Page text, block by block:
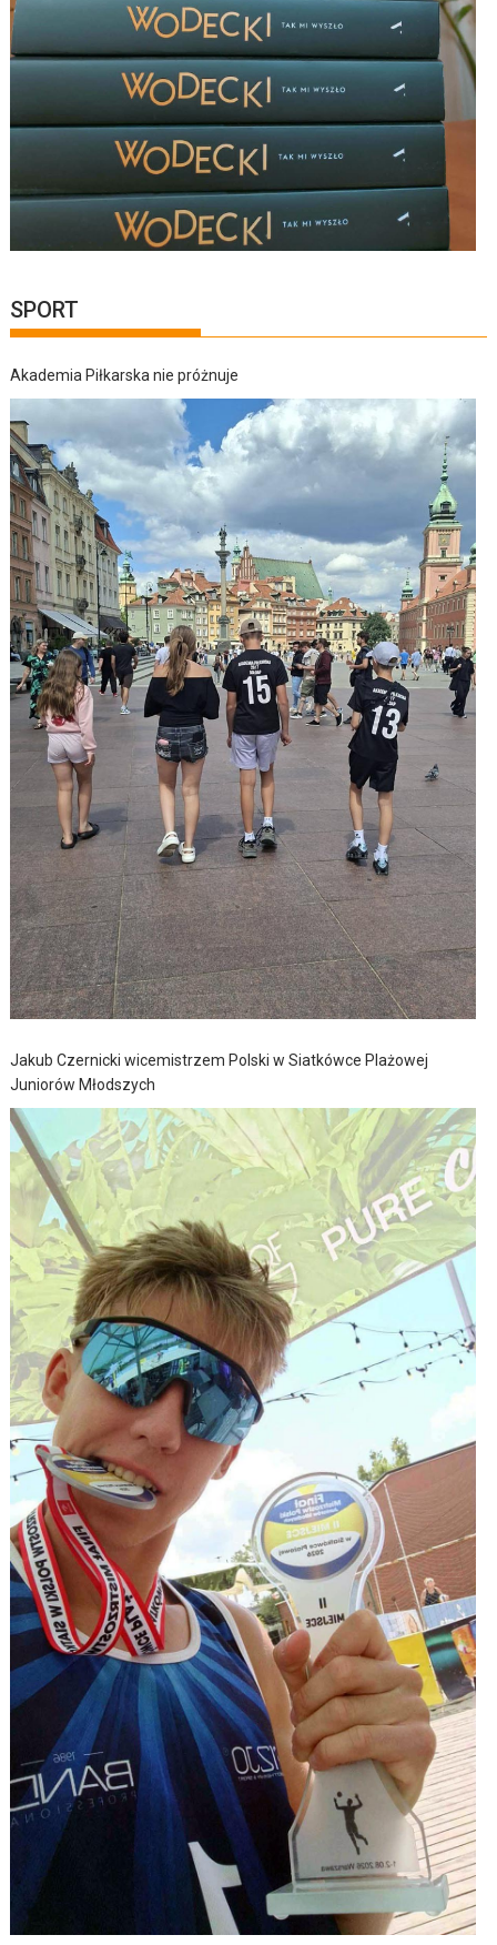
SPORT
Akademia Piłkarska nie próżnuje
Jakub Czernicki wicemistrzem Polski w Siatkówce Plażowej
Juniorów Młodszych